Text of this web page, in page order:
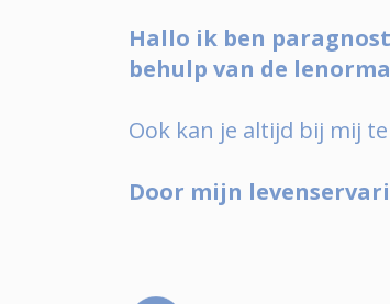
Hallo ik ben
behulp van de
Ook kan je altijd bij mij
Door mijn